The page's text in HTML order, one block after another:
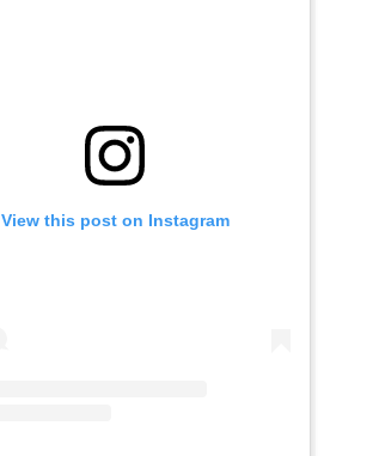
View this post on Instagram